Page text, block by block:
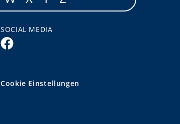
SOCIAL MEDIA
Cookie Einstellungen